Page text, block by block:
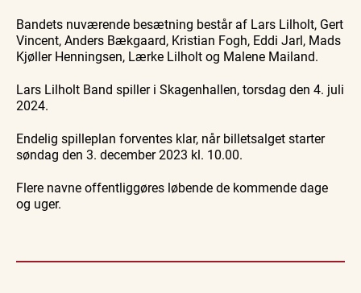
Bandets nuværende besætning består af Lars Lilholt, Gert
Vincent, Anders Bækgaard, Kristian Fogh, Eddi Jarl, Mads
Kjøller Henningsen, Lærke Lilholt og Malene Mailand.
Lars Lilholt Band spiller i Skagenhallen, torsdag den 4. juli
2024.
Endelig spilleplan forventes klar, når billetsalget starter
søndag den 3. december 2023 kl. 10.00.
Flere navne offentliggøres løbende de kommende dage
og uger.